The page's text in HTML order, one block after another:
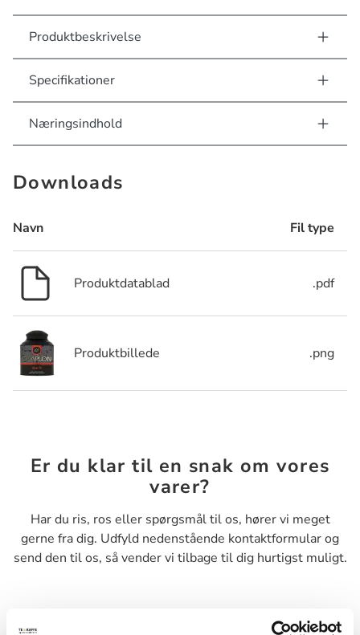
Produktbeskrivelse
Specifikationer
Næringsindhold
Downloads
Navn Fil type
Produktdatablad .pdf
Produktbillede .png
Er du klar til en snak om vores
varer?
Har du ris, ros eller spørgsmål til os, hører vi meget
gerne fra dig. Udfyld nedenstående kontaktformular og
send den til os, så vender vi tilbage til dig hurtigst muligt.